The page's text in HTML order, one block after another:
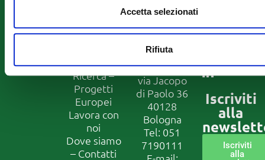
Accetta selezionati
Rifiuta
Informazioni
domiciliare
Formazione
Ricerca –
Progetti
Europei
Lavora con
noi
Dove siamo
– Contatti
Fondazione
ANT
Franco
Pannuti
ETS
via Jacopo
di Paolo 36
40128
Bologna
Tel: 051
7190111
su
Iscriviti
alla
Iscriviti
alla